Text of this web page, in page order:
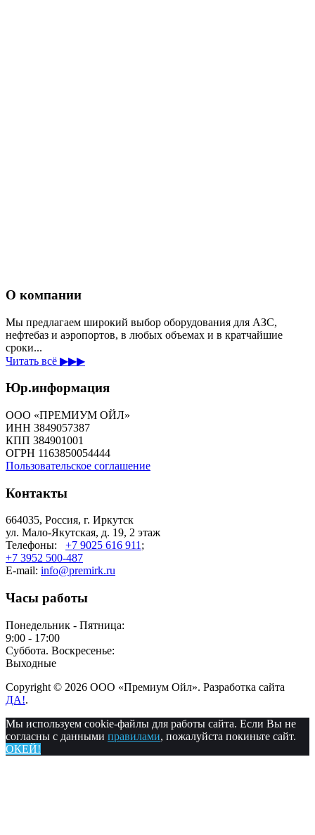
О компании
Мы предлагаем широкий выбор оборудования для АЗС,
нефтебаз и аэропортов, в любых объемах и в кратчайшие
сроки...
Читать всё ▶▶▶
Юр.информация
ООО «ПРЕМИУМ ОЙЛ»
ИНН 3849057387
КПП 384901001
ОГРН 1163850054444
Пользовательское соглашение
Контакты
664035, Россия, г. Иркутск
ул. Мало-Якутская, д. 19, 2 этаж
Телефоны: +7 9025 616 911 ;
+7 3952 500-487
E-mail: info@premirk.ru
Часы работы
Понедельник - Пятница:
9:00 - 17:00
Суббота. Воскресенье:
Выходные
Copyright © 2026 ООО «Премиум Ойл». Разработка сайта
ДА!.
Мы используем cookie-файлы для работы сайта. Если Вы не
согласны с данными правилами, пожалуйста покиньте сайт.
ОКЕЙ!